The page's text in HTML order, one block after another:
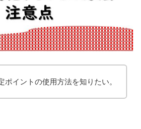
ポイントの使用方法を知りたい。